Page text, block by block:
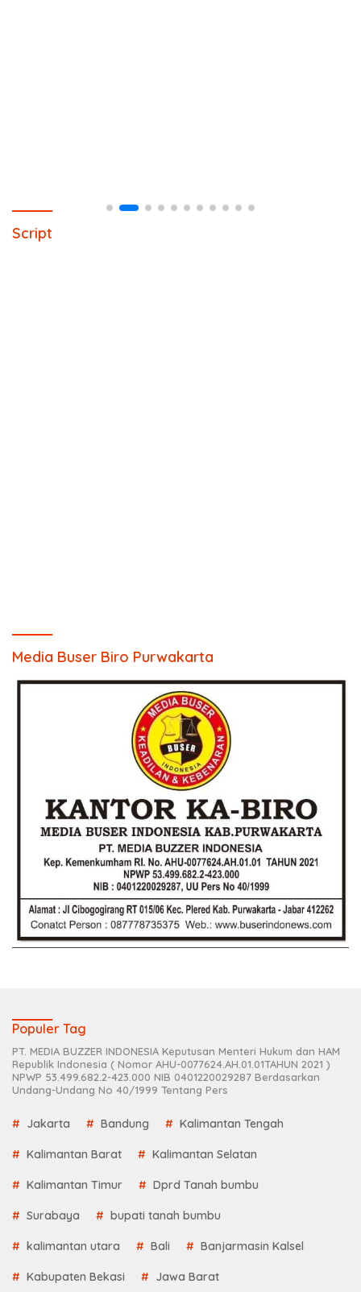
Script
Media Buser Biro Purwakarta
Populer Tag
PT. MEDIA BUZZER INDONESIA Keputusan Menteri Hukum dan HAM
Republik Indonesia ( Nomor AHU-0077624.AH.01.01TAHUN 2021 )
NPWP 53.499.682.2-423.000 NIB 0401220029287 Berdasarkan
Undang-Undang No 40/1999 Tentang Pers
Jakarta Bandung Kalimantan Tengah
Kalimantan Barat Kalimantan Selatan
Kalimantan Timur Dprd Tanah bumbu
Surabaya bupati tanah bumbu
kalimantan utara Bali Banjarmasin Kalsel
Kabupaten Bekasi Jawa Barat